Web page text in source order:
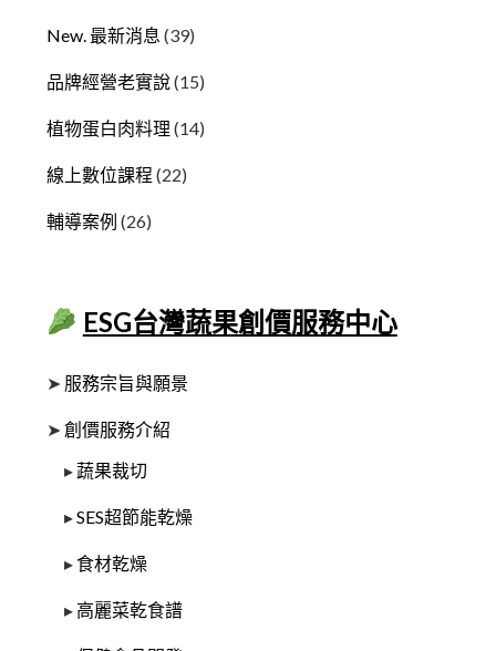
New. 最新消息 (39)
品牌經營老實說(15)
植物蛋白肉料理 (14)
線上數位課程 (22)
輔導案例 (26)
ESG台灣蔬果創價服務中心
➤ 服務宗旨與願景
➤創價服務介紹
▸ 蔬果裁切
▸SES超節能乾燥
▸ 食材乾燥
▸ 高麗菜乾食譜